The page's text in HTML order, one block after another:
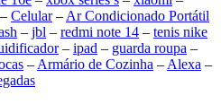
– Celular– Ar Condicionado Portátil
– jbl – redmi note 14 – tenis nike
– ipad – guarda roupa –
– Armário de Cozinha – Alexa –